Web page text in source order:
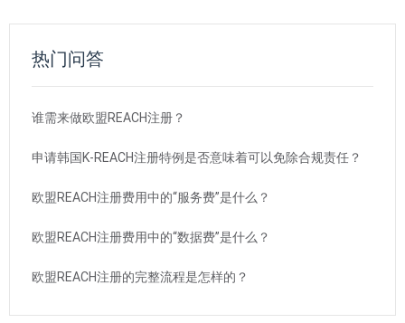
热门问答
谁需来做欧盟REACH注册？
申请韩国K-REACH注册特例是否意味着可以免除合规责任？
欧盟REACH注册费用中的“服务费”是什么？
欧盟REACH注册费用中的“数据费”是什么？
欧盟REACH注册的完整流程是怎样的？